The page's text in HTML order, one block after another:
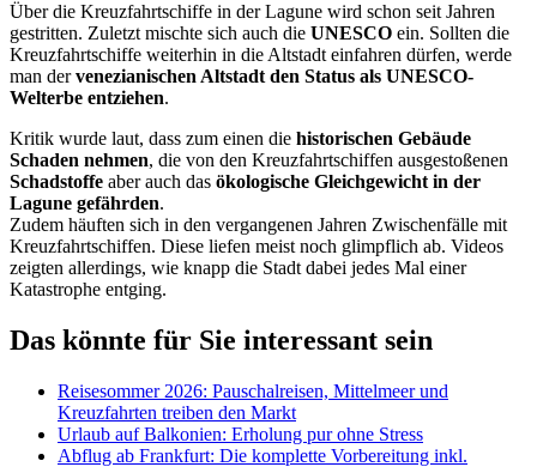
Über die Kreuzfahrtschiffe in der Lagune wird schon seit Jahren
gestritten. Zuletzt mischte sich auch die UNESCO ein. Sollten die
Kreuzfahrtschiffe weiterhin in die Altstadt einfahren dürfen, werde
man dervenezianischen Altstadt den Status als UNESCO-
Welterbe entziehen.
Kritik wurde laut, dass zum einen die historischen Gebäude
Schaden nehmen, die von den Kreuzfahrtschiffen ausgestoßenen
Schadstoffe aber auch das ökologische Gleichgewicht in der
Lagune gefährden.
Zudem häuften sich in den vergangenen Jahren Zwischenfälle mit
Kreuzfahrtschiffen. Diese liefen meist noch glimpflich ab. Videos
zeigten allerdings, wie knapp die Stadt dabei jedes Mal einer
Katastrophe entging.
Das könnte für Sie interessant sein
Reisesommer 2026: Pauschalreisen, Mittelmeer und
Kreuzfahrten treiben den Markt
Urlaub auf Balkonien: Erholung pur ohne Stress
Abflug ab Frankfurt: Die komplette Vorbereitung inkl.